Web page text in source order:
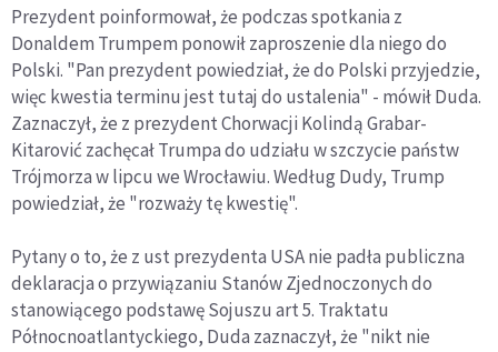
Prezydent poinformował, że podczas spotkania z
Donaldem Trumpem ponowił zaproszenie dla niego do
Polski. "Pan prezydent powiedział, że do Polski przyjedzie,
więc kwestia terminu jest tutaj do ustalenia" - mówił Duda.
Zaznaczył, że z prezydent Chorwacji Kolindą Grabar-
Kitarović zachęcał Trumpa do udziału w szczycie państw
Trójmorza w lipcu we Wrocławiu. Według Dudy, Trump
powiedział, że "rozważy tę kwestię".
Pytany o to, że z ust prezydenta USA nie padła publiczna
deklaracja o przywiązaniu Stanów Zjednoczonych do
stanowiącego podstawę Sojuszu art 5. Traktatu
Północnoatlantyckiego, Duda zaznaczył, że "nikt nie